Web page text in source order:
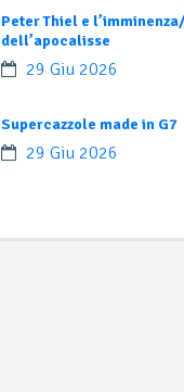
Peter Thiel e
dell’apocalisse
29 Giu 2026
Supercazzole made in G7
29 Giu 2026